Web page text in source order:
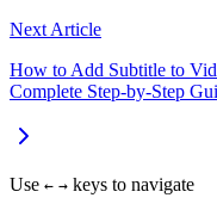
Next Article
How to Add Subtitle to
Complete Step-by-Step
Use ← → keys to navigate